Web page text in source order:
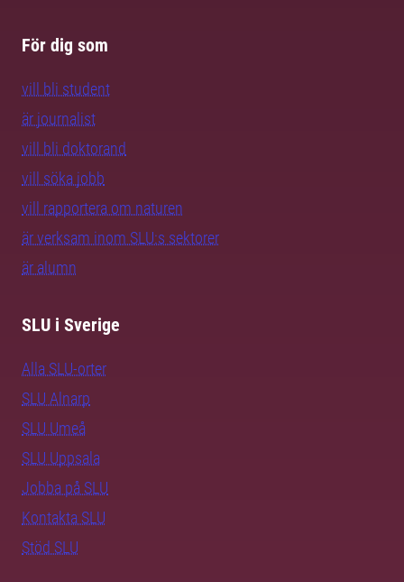
För dig som
vill bli student
är journalist
vill bli doktorand
vill söka jobb
vill rapportera om naturen
är verksam inom SLU:s sektorer
är alumn
SLU i Sverige
Alla SLU-orter
SLU Alnarp
SLU Umeå
SLU Uppsala
Jobba på SLU
Kontakta SLU
Stöd SLU